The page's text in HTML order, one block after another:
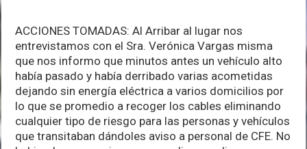
ACCIONES TOMADAS: Al Arribar al lugar nos
entrevistamos con el Sra. Verónica Vargas misma
que nos informo que minutos antes un vehículo alto
había pasado y había derribado varias acometidas
dejando sin energía eléctrica a varios domicilios por
lo que se promedio a recoger los cables eliminando
cualquier tipo de riesgo para las personas y vehículos
que transitaban dándoles aviso a personal de CFE. No